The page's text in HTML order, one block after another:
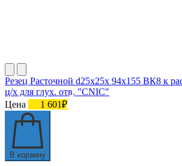
Резец Расточной d25х25х 94х155 ВК8 к
ц/х для глух. отв. "CNIC"
Цена
1 601₽
В корзину